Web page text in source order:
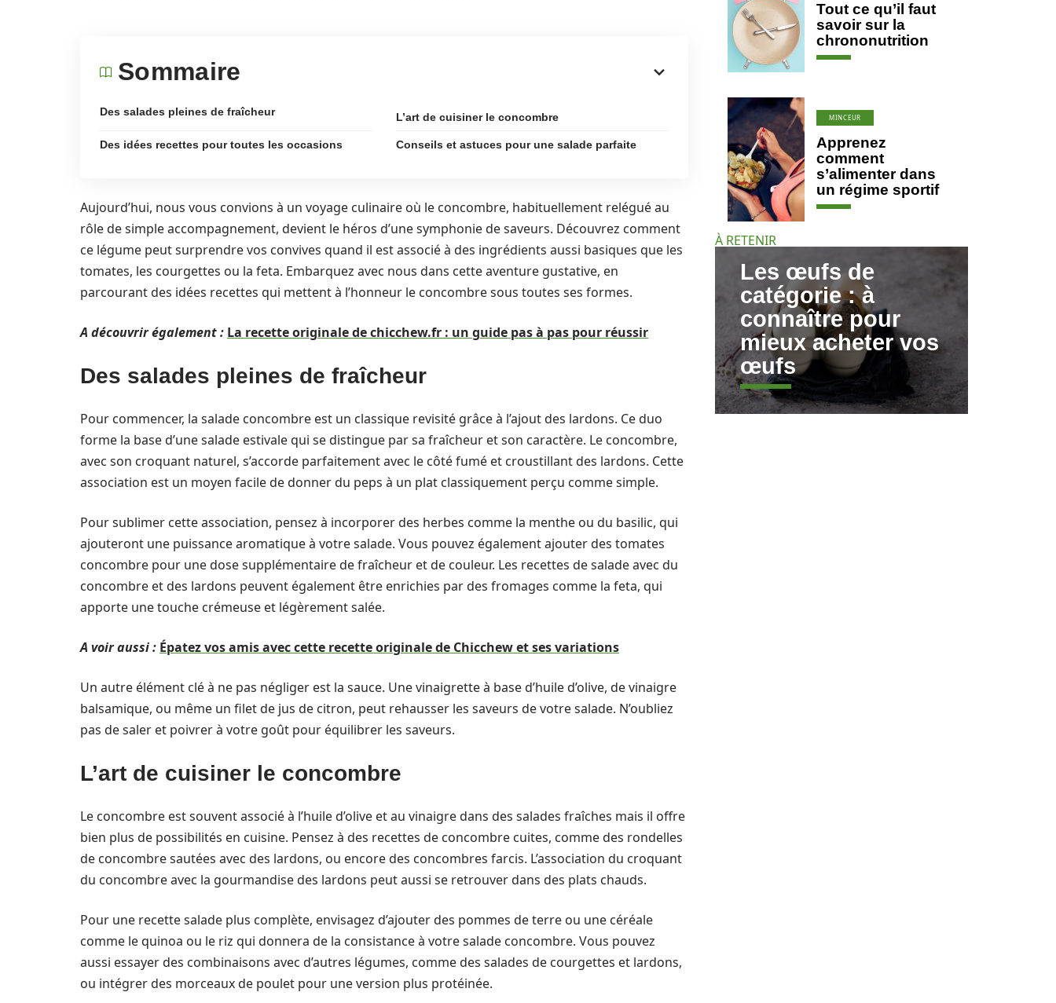
Sommaire
Des salades pleines de fraîcheur L’art de cuisiner le concombre
Des idées recettes pour toutes les occasions Conseils et astuces pour une salade parfaite
Aujourd’hui, nous vous convions à un voyage culinaire où le concombre, habituellement relégué au
rôle de simple accompagnement, devient le héros d’une symphonie de saveurs. Découvrez comment
ce légume peut surprendre vos convives quand il est associé à des ingrédients aussi basiques que les
tomates, les courgettes ou la feta. Embarquez avec nous dans cette aventure gustative, en
parcourant des idées recettes qui mettent à l’honneur le concombre sous toutes ses formes.
A découvrir également : La recette originale de chicchew.fr : un guide pas à pas pour réussir
Des salades pleines de fraîcheur
Pour commencer, la salade concombre est un classique revisité grâce à l’ajout des lardons. Ce duo
forme la base d’une salade estivale qui se distingue par sa fraîcheur et son caractère. Le concombre,
avec son croquant naturel, s’accorde parfaitement avec le côté fumé et croustillant des lardons. Cette
association est un moyen facile de donner du peps à un plat classiquement perçu comme simple.
Pour sublimer cette association, pensez à incorporer des herbes comme la menthe ou du basilic, qui
ajouteront une puissance aromatique à votre salade. Vous pouvez également ajouter des tomates
concombre pour une dose supplémentaire de fraîcheur et de couleur. Les recettes de salade avec du
concombre et des lardons peuvent également être enrichies par des fromages comme la feta, qui
apporte une touche crémeuse et légèrement salée.
A voir aussi : Épatez vos amis avec cette recette originale de Chicchew et ses variations
Un autre élément clé à ne pas négliger est la sauce. Une vinaigrette à base d’huile d’olive, de vinaigre
balsamique, ou même un filet de jus de citron, peut rehausser les saveurs de votre salade. N’oubliez
pas de saler et poivrer à votre goût pour équilibrer les saveurs.
L’art de cuisiner le concombre
Le concombre est souvent associé à l’huile d’olive et au vinaigre dans des salades fraîches mais il offre
bien plus de possibilités en cuisine. Pensez à des recettes de concombre cuites, comme des rondelles
de concombre sautées avec des lardons, ou encore des concombres farcis. L’association du croquant
du concombre avec la gourmandise des lardons peut aussi se retrouver dans des plats chauds.
Pour une recette salade plus complète, envisagez d’ajouter des pommes de terre ou une céréale
comme le quinoa ou le riz qui donnera de la consistance à votre salade concombre. Vous pouvez
aussi essayer des combinaisons avec d’autres légumes, comme des salades de courgettes et lardons,
ou intégrer des morceaux de poulet pour une version plus protéinée.
Tout ce qu’il faut
savoir sur la
chrononutrition
MINCEUR
Apprenez
comment
s’alimenter dans
un régime sportif
À RETENIR
Les œufs de
catégorie : à
connaître pour
mieux acheter vos
œufs